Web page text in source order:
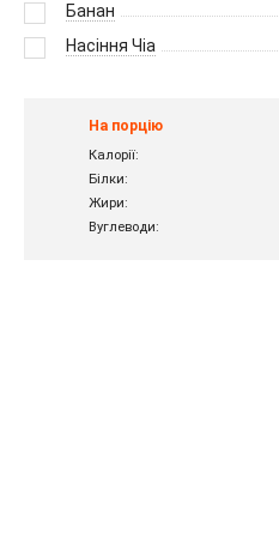
Банан
Насіння Чіа
На порцію
Калорії:
Білки:
Жири:
Вуглеводи: